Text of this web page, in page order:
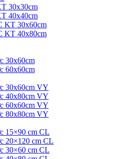
30x30cm
40x40cm
KT 30x60cm
KT 40x80cm
30x60cm
60x60cm
30x60cm VY
40x80cm VY
60x60cm VY
80x80cm VY
15×90 cm CL
20×120 cm CL
30×60 cm CL